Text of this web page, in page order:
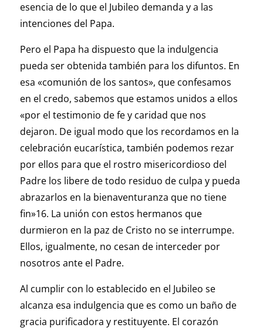
esencia de lo que el Jubileo demanda y a las
intenciones del Papa.
Pero el Papa ha dispuesto que la indulgencia
pueda ser obtenida también para los difuntos. En
esa «comunión de los santos», que confesamos
en el credo, sabemos que estamos unidos a ellos
«por el testimonio de fe y caridad que nos
dejaron. De igual modo que los recordamos en la
celebración eucarística, también podemos rezar
por ellos para que el rostro misericordioso del
Padre los libere de todo residuo de culpa y pueda
abrazarlos en la bienaventuranza que no tiene
fin»16. La unión con estos hermanos que
durmieron en la paz de Cristo no se interrumpe.
Ellos, igualmente, no cesan de interceder por
nosotros ante el Padre.
Al cumplir con lo establecido en el Jubileo se
alcanza esa indulgencia que es como un baño de
gracia purificadora y restituyente. El corazón